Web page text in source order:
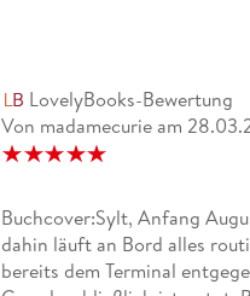
LovelyBooks-Bewertung
Von madamecurieam
Buchcover:Sylt, Anfang
dahin läuft an Bord alles
bereits dem Terminal